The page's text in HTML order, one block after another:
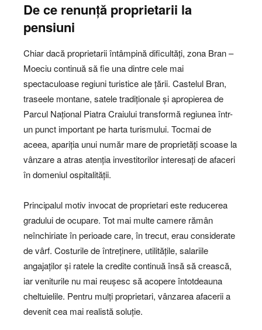
De ce renunță proprietarii la
pensiuni
Chiar dacă proprietarii întâmpină dificultăți, zona Bran –
Moeciu continuă să fie una dintre cele mai
spectaculoase regiuni turistice ale țării. Castelul Bran,
traseele montane, satele tradiționale și apropierea de
Parcul Național Piatra Craiului transformă regiunea într-
un punct important pe harta turismului. Tocmai de
aceea, apariția unui număr mare de proprietăți scoase la
vânzare a atras atenția investitorilor interesați de afaceri
în domeniul ospitalității.
Principalul motiv invocat de proprietari este reducerea
gradului de ocupare. Tot mai multe camere rămân
neînchiriate în perioade care, în trecut, erau considerate
de vârf. Costurile de întreținere, utilitățile, salariile
angajaților și ratele la credite continuă însă să crească,
iar veniturile nu mai reușesc să acopere întotdeauna
cheltuielile. Pentru mulți proprietari, vânzarea afacerii a
devenit cea mai realistă soluție.